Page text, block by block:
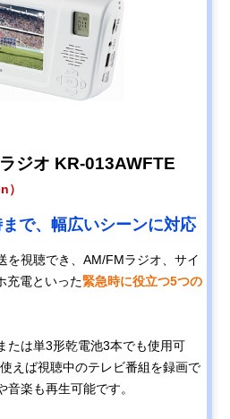
ジオ KR-013AWFTE
）
で、幅広いシーンに対応
を視聴でき、AM/FMラジオ、サイ
充電といった緊急時に役立つ5つの
たは単3形乾電池3本でも使用可
えば視聴中のテレビ番組を録画で
楽も再生可能です。